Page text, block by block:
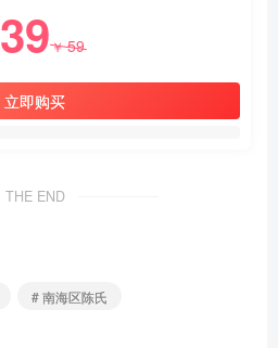
39￥59
立即购买
THE END
# 南海区陈氏